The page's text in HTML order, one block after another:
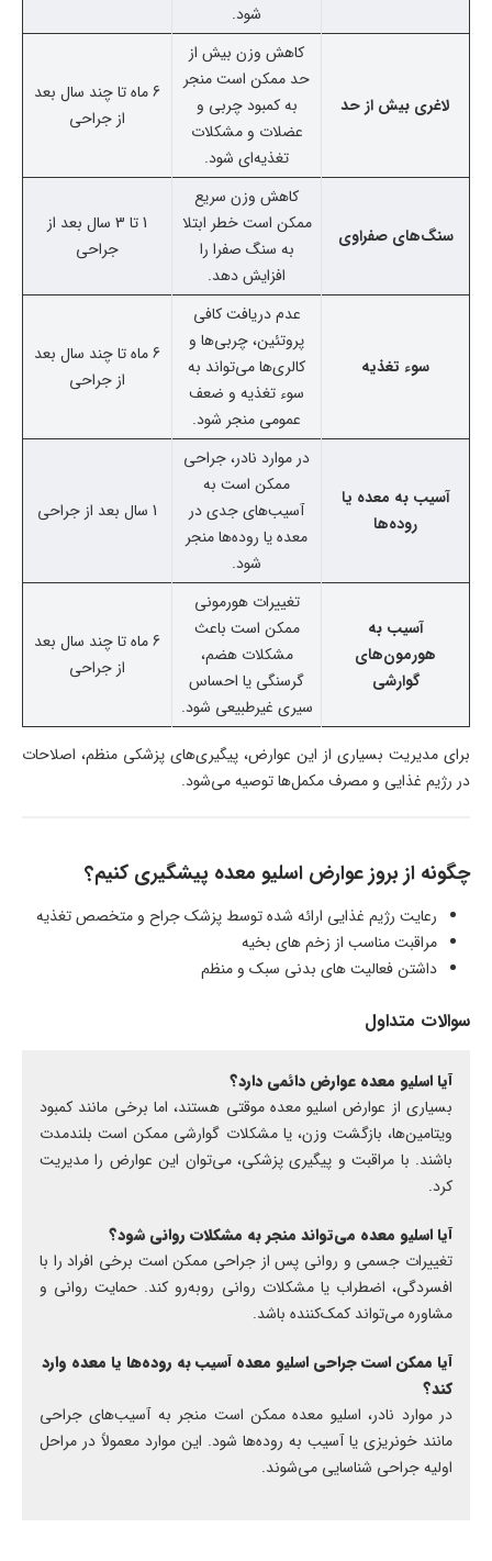
شود.
لاغری بیش از حد
کاهش وزن بیش از
حد ممکن است منجر
به کمبود چربی و
عضلات و مشکلات
تغذیه‌ای شود.
6 ماه تا چند سال بعد
از جراحی
سنگ‌های صفراوی
کاهش وزن سریع
ممکن است خطر ابتلا
به سنگ صفرا را
افزایش دهد.
1 تا 3 سال بعد از
جراحی
سوء تغذیه
عدم دریافت کافی
پروتئین، چربی‌ها و
کالری‌ها می‌تواند به
سوء تغذیه و ضعف
عمومی منجر شود.
6 ماه تا چند سال بعد
از جراحی
آسیب به معده یا
روده‌ها
در موارد نادر، جراحی
ممکن است به
آسیب‌های جدی در
معده یا روده‌ها منجر
شود.
1 سال بعد از جراحی
آسیب به
هورمون‌های
گوارشی
تغییرات هورمونی
ممکن است باعث
مشکلات هضم،
گرسنگی یا احساس
سیری غیرطبیعی شود.
6 ماه تا چند سال بعد
از جراحی
برای مدیریت بسیاری از این عوارض، پیگیری‌های پزشکی منظم، اصلاحات
در رژیم غذایی و مصرف مکمل‌ها توصیه می‌شود.
چگونه از بروز عوارض اسلیو معده پیشگیری کنیم؟
رعایت رژیم غذایی ارائه شده توسط پزشک جراح و متخصص تغذیه
مراقبت مناسب از زخم های بخیه
داشتن فعالیت های بدنی سبک و منظم
سوالات متداول
آیا اسلیو معده عوارض دائمی دارد؟
بسیاری از عوارض اسلیو معده موقتی هستند، اما برخی مانند کمبود
ویتامین‌ها، بازگشت وزن، یا مشکلات گوارشی ممکن است بلندمدت
باشند. با مراقبت و پیگیری پزشکی، می‌توان این عوارض را مدیریت
کرد.
آیا اسلیو معده می‌تواند منجر به مشکلات روانی شود؟
تغییرات جسمی و روانی پس از جراحی ممکن است برخی افراد را با
افسردگی، اضطراب یا مشکلات روانی روبه‌رو کند. حمایت روانی و
مشاوره می‌تواند کمک‌کننده باشد.
آیا ممکن است جراحی اسلیو معده آسیب به روده‌ها یا معده وارد
کند؟
در موارد نادر، اسلیو معده ممکن است منجر به آسیب‌های جراحی
مانند خونریزی یا آسیب به روده‌ها شود. این موارد معمولاً در مراحل
اولیه جراحی شناسایی می‌شوند.